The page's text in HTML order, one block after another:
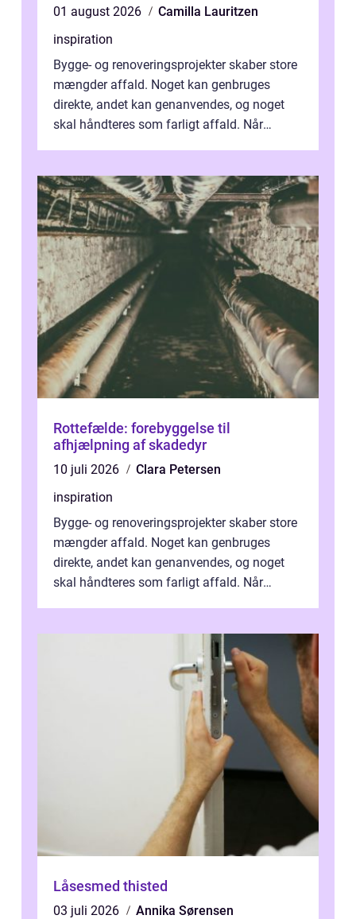
01 august 2026
Camilla Lauritzen
inspiration
Bygge- og renoveringsprojekter skaber store
mængder affald. Noget kan genbruges
direkte, andet kan genanvendes, og noget
skal håndteres som farligt affald. Når
Rottefælde: forebyggelse til
afhjælpning af skadedyr
10 juli 2026
Clara Petersen
inspiration
Bygge- og renoveringsprojekter skaber store
mængder affald. Noget kan genbruges
direkte, andet kan genanvendes, og noget
skal håndteres som farligt affald. Når
Låsesmed thisted
03 juli 2026
Annika Sørensen